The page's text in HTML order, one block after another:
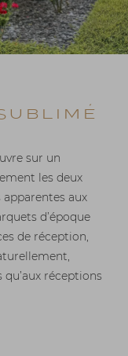
sur un
les deux
apparentes aux
d’époque
de réception,
réceptions